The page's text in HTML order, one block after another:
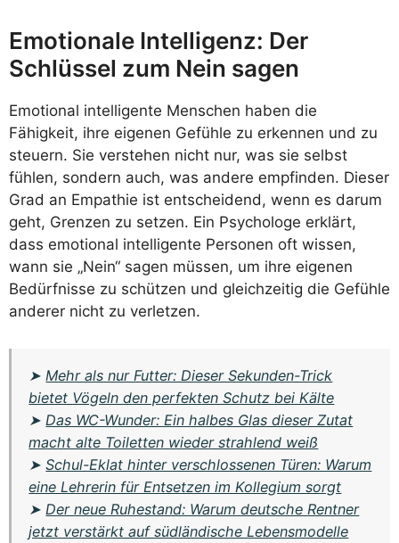
Emotionale Intelligenz: Der
Schlüssel zum Nein sagen
Emotional intelligente Menschen haben die
Fähigkeit, ihre eigenen Gefühle zu erkennen und zu
steuern. Sie verstehen nicht nur, was sie selbst
fühlen, sondern auch, was andere empfinden. Dieser
Grad an Empathie ist entscheidend, wenn es darum
geht, Grenzen zu setzen. Ein Psychologe erklärt,
dass emotional intelligente Personen oft wissen,
wann sie „Nein“ sagen müssen, um ihre eigenen
Bedürfnisse zu schützen und gleichzeitig die Gefühle
anderer nicht zu verletzen.
➤ Mehr als nur Futter: Dieser Sekunden-Trick
bietet Vögeln den perfekten Schutz bei Kälte
➤ Das WC-Wunder: Ein halbes Glas dieser Zutat
macht alte Toiletten wieder strahlend weiß
➤Schul-Eklat hinter verschlossenen Türen: Warum
eine Lehrerin für Entsetzen im Kollegium sorgt
➤ Der neue Ruhestand: Warum deutsche Rentner
jetzt verstärkt auf südländische Lebensmodelle